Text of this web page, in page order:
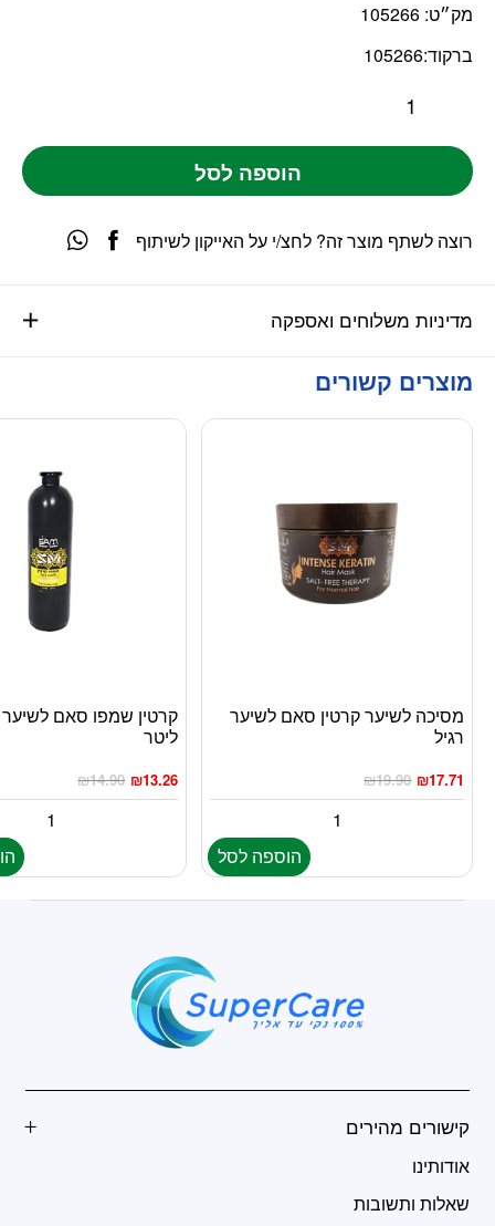
מק״ט: 105266
ברקוד:105266
הוספה לסל
מדיניות משלוחים ואספקה
רוצה לשתף מוצר זה? לחצ/י על האייקון לשיתוף
מוצרים קשורים
מסיכה לשיער קרטין סאם לשיער
רגיל
₪19.90 ₪17.71
הוספה לסל
ליטר
₪14.90 ₪13.26
קישורים מהירים
אודותינו
שאלות ותשובות